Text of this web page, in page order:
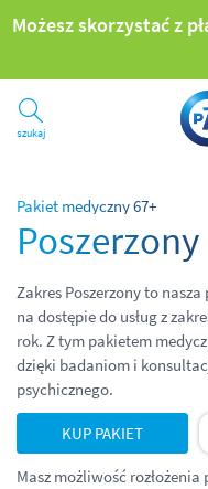
Możesz skorzystać z
Szukaj
Pakiet medyczny 67+
Poszerzony
Zakres Poszerzonyto nasza
na dostępie do usług z
rok. Z tym pakietem
dzięki badaniom i
psychicznego.
KUP PAKIET
Masz możliwość rozłożenia